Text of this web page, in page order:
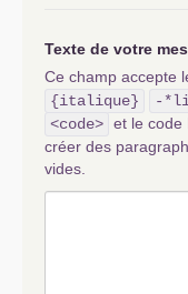
Texte de votre
Ce champ accepte
{italique}
-
<code> et le code
créer des
vides.